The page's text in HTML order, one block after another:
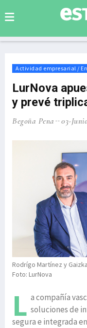
Actividad empresarial /
LurNova
y prevé
Begoña Pena 03-
Rodrígo Martínez y
Foto: LurNova
L a compañía
soluciones de
segura e integrada